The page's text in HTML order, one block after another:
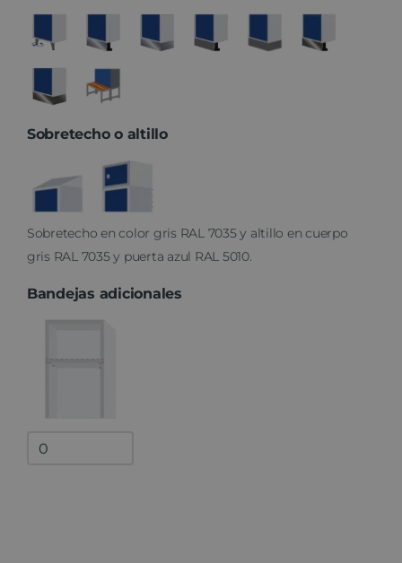
Sobretecho o altillo
Sobretecho en color gris RAL 7035 y altillo en cuerpo
gris RAL 7035 y puerta azul RAL 5010.
Bandejas adicionales
Bandejas